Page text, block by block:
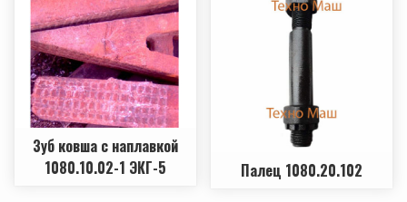
Зуб ковша с наплавкой
1080.10.02-1 ЭКГ-5
Палец 1080.20.102